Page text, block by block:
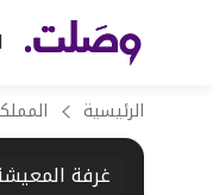
الرئيسية
غرفة